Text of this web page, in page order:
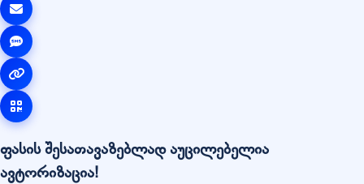
ფასის შესათავაზებლად აუცილებელია
ავტორიზაცია!